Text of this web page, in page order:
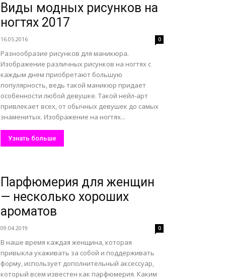
Виды модных рисунков на
ногтях 2017
16.05.2016 0
Разнообразие рисунков для маникюра.
Изображение различных рисунков на ногтях с
каждым днем приобретают большую
популярность, ведь такой маникюр придает
особенности любой девушке. Такой нейл-арт
привлекает всех, от обычных девушек до самых
знаменитых. Изображение на ногтях...
Узнать больше
Парфюмерия для женщин
— несколько хороших
ароматов
09.04.2019 0
В наше время каждая женщина, которая
привыкла ухаживать за собой и поддерживать
форму, использует дополнительный аксессуар,
который всем известен как парфюмерия. Каким